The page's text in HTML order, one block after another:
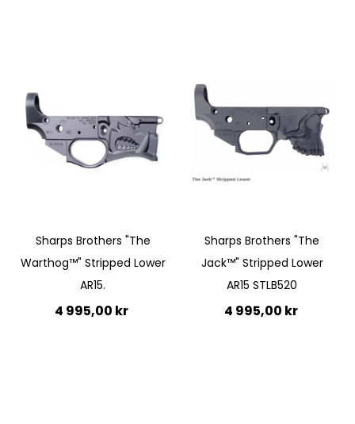
Quickview
Quickview
Sharps Brothers "The
Warthog™" Stripped Lower
AR15.
4 995,00 kr
Sharps Brothers "The
Jack™" Stripped Lower
AR15 STLB520
4 995,00 kr